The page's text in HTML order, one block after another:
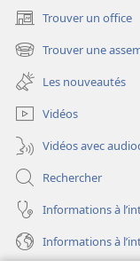
Trouver un office
(ouvre
une
nouvelle
fenêtre)
Trouver une
(ouvre
une
nouvelle
fenêtre)
Les nouveautés
Vidéos
Vidéos avec
Rechercher
Informations à
Informations à